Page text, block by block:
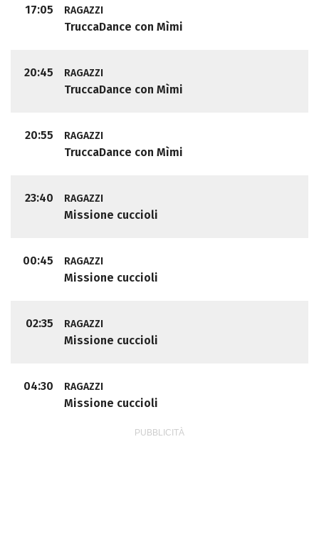
17:05 RAGAZZI
TruccaDance con Mìmi
20:45 RAGAZZI
TruccaDance con Mìmi
20:55 RAGAZZI
TruccaDance con Mìmi
23:40 RAGAZZI
Missione cuccioli
00:45 RAGAZZI
Missione cuccioli
02:35 RAGAZZI
Missione cuccioli
04:30 RAGAZZI
Missione cuccioli